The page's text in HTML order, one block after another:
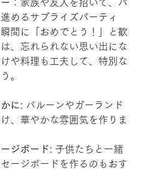
：家族や友人を招いて、パ
めるサプライズパーティ
間に「おめでとう！」と歓
、忘れられない思い出にな
や料理も工夫して、特別な
。
に: バルーンやガーランド
、華やかな雰囲気を作りま
ジボード: 子供たちと一緒
ージボードを作るのもおす